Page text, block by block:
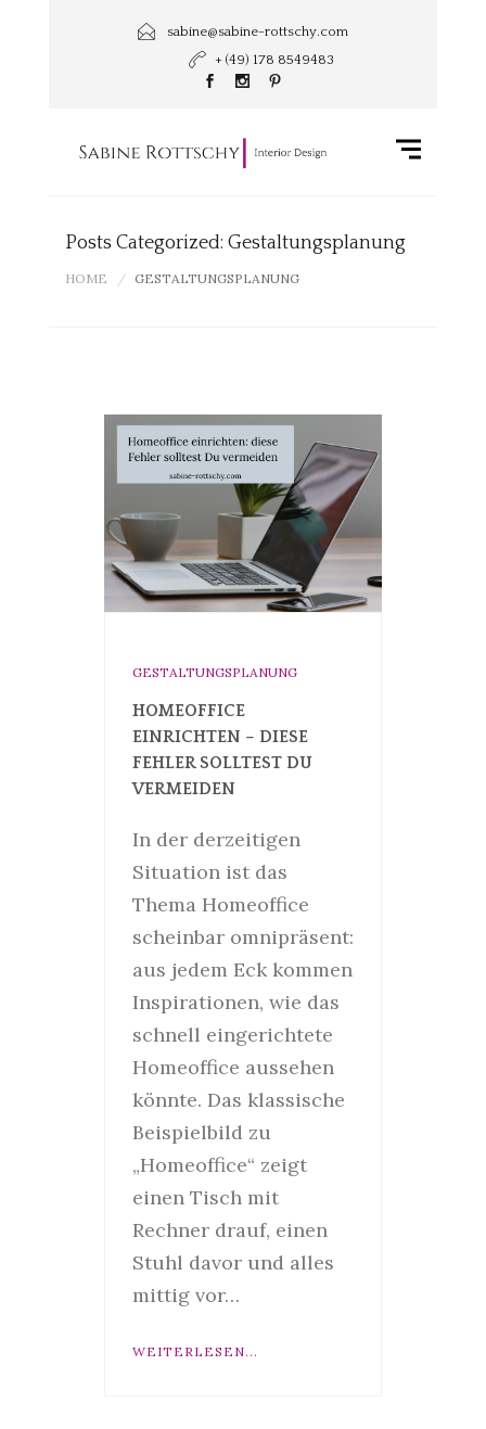
sabine@sabine-rottschy.com
+ (49) 178 8549483
Posts Categorized: Gestaltungsplanung
HOME GESTALTUNGSPLANUNG
GESTALTUNGSPLANUNG
HOMEOFFICE
EINRICHTEN – DIESE
FEHLER SOLLTEST DU
VERMEIDEN
In der derzeitigen
Situation ist das
Thema Homeoffice
scheinbar omnipräsent:
aus jedem Eck kommen
Inspirationen, wie das
schnell eingerichtete
Homeoffice aussehen
könnte. Das klassische
Beispielbild zu
„Homeoffice“ zeigt
einen Tisch mit
Rechner drauf, einen
Stuhl davor und alles
mittig vor…
WEITERLESEN...